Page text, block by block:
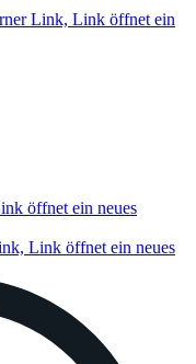
Link, Link öffnet ein
öffnet ein neues
Link öffnet ein neues